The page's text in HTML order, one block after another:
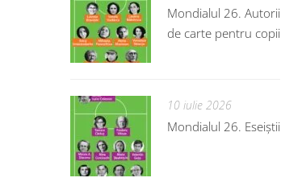
Mondialul 26. Autorii
de carte pentru copii
10 iulie 2026
Mondialul 26. Eseiștii